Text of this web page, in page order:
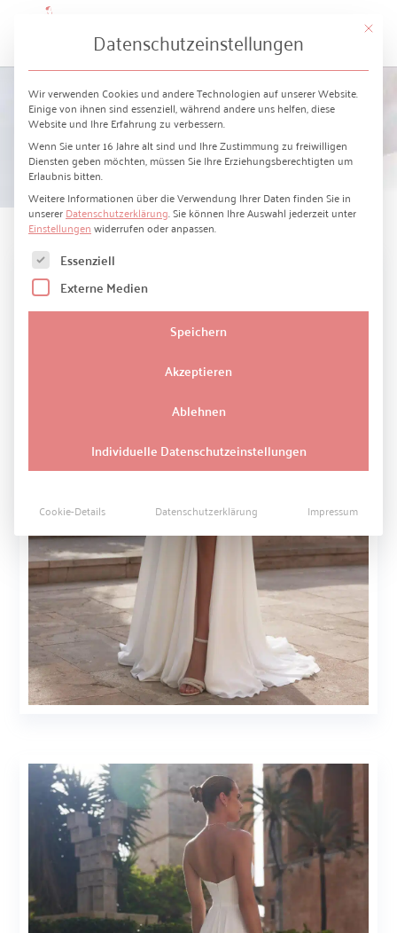
Bianco Evento
Mit
Datenschutzeinstellungen
Wir verwenden Cookies und andere Technologien auf unserer Website.
Einige von ihnen sind essenziell, während andere uns helfen, diese
Website und Ihre Erfahrung zu verbessern.
Wenn Sie unter 16 Jahre alt sind und Ihre Zustimmung zu freiwilligen
Diensten geben möchten, müssen Sie Ihre Erziehungsberechtigten um
Erlaubnis bitten.
Weitere Informationen über die Verwendung Ihrer Daten finden Sie in
unsererDatenschutzerklärung.Sie können Ihre Auswahl jederzeit unter
Einstellungenwiderrufen oder anpassen.
Es folgt eine Liste der Service-Gruppen, für die eine
Essenziell
Externe Medien
Speichern
Akzeptieren
Ablehnen
Individuelle Datenschutzeinstellungen
Cookie-Details Datenschutzerklärung Impressum